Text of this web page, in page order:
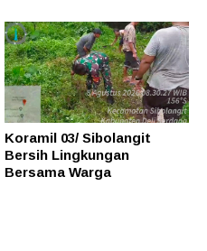
Koramil 03/ Sibolangit
Bersih Lingkungan
Bersama Warga